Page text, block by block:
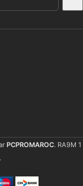
PCPROMAROC. RA9M 1